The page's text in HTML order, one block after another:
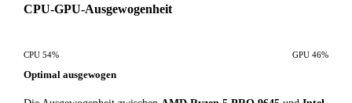
CPU-GPU-Ausgewogenheit
CPU 54% GPU 46%
Optimal ausgewogen